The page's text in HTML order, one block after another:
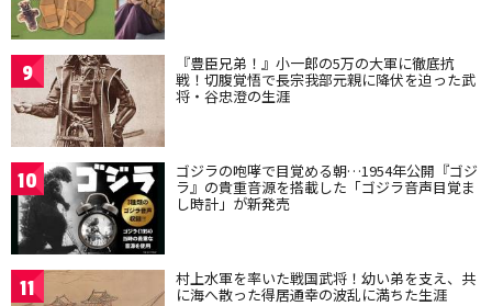
9 『豊臣兄弟！』小一郎の5万の大軍に徹底抗
戦！切腹覚悟で長宗我部元親に降伏を迫った武
将・谷忠澄の生涯
10 ゴジラの咆哮で目覚める朝…1954年公開『ゴジ
ラ』の貴重音源を搭載した「ゴジラ音声目覚ま
し時計」が新発売
11 村上水軍を率いた戦国武将！幼い弟を支え、共
に海へ散った得居通幸の波乱に満ちた生涯